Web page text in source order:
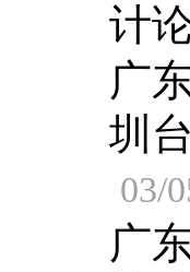
计
广
圳
03/
广